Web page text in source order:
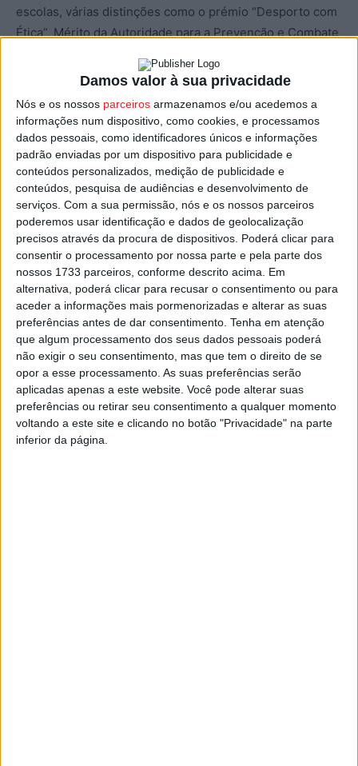
Damos valor à sua privacidade
Nós e os nossos parceiros armazenamos e/ou acedemos a
informações num dispositivo, como cookies, e processamos
dados pessoais, como identificadores únicos e informações
padrão enviadas por um dispositivo para publicidade e
conteúdos personalizados, medição de publicidade e
conteúdos, pesquisa de audiências e desenvolvimento de
serviços. Com a sua permissão, nós e os nossos parceiros
poderemos usar identificação e dados de geolocalização
precisos através da procura de dispositivos. Poderá clicar para
consentir o processamento por nossa parte e pela parte dos
nossos 1733 parceiros, conforme descrito acima. Em
alternativa, poderá clicar para recusar o consentimento ou para
aceder a informações mais pormenorizadas e alterar as suas
preferências antes de dar consentimento. Tenha em atenção
que algum processamento dos seus dados pessoais poderá
não exigir o seu consentimento, mas que tem o direito de se
opor a esse processamento. As suas preferências serão
aplicadas apenas a este website. Você pode alterar suas
preferências ou retirar seu consentimento a qualquer momento
voltando a este site e clicando no botão "Privacidade" na parte
inferior da página.
escolas, várias distinções como o prémio “Desporto com
Ética”, Mérito da Autoridade para a Prevenção e Combate
Cidade Europeia do Desporto.
Atualmente é Técnico Superior do Instituto Politécnico de
Viseu, Diretor da Associação de Futebol de Viseu e
docente na Escola Superior de Saúde do instituto Piaget
de Viseu.
Autor do projetoEducar o Sonho, tem alertado para o
abandono precoce da prática desportiva e o impacto dos
comportamentos adultos na formação dos jovens atletas.
Recordando o convite inicial, afirma que se sentiu
“honrado e surpreendido” e que o reconhecimento lhe
deu “força para continuar quando muitos achavam que
não valia a pena”.
O viseense reafirma o compromisso de promover a ética
no desporto: “A ética no desporto continua a ser uma
causa que me motiva”.